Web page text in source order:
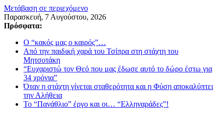
Μετάβαση σε περιεχόμενο
Παρασκευή, 7 Αυγούστου, 2026
Πρόσφατα:
Ο “κακός μας ο καιρός”…
Από την παιδική χαρά του Τσίπρα στη στάχτη του
Μητσοτάκη
“Ευχαριστώ τον Θεό που μας έδωσε αυτό το δώρο έστω για
34 χρόνια”
Όταν η στάχτη γίνεται σταθερότητα και η Φύση αποκαλύπτει
την Αλήθεια
Το “Πανάθλιο” έργο και οι… “Ελληναράδες”!